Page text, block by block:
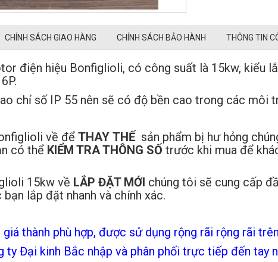
CHÍNH SÁCH GIAO HÀNG CHÍNH SÁCH BẢO HÀNH THÔNG TIN
điện hiệu Bonfiglioli, có công suất là 15kw, kiểu
chỉ số IP 55 nên sẽ có độ bền cao trong các môi
về để THAY THẾ sản phẩm bị hư hỏng
có thể KIỂM TRA THÔNG SỐ trước khi mua để
15kw về LẮP ĐẶT MỚI chúng tôi sẽ cung cấp
bạn lắp đặt nhanh và chính xác.
thành phù hợp, được sử dụng rộng rãi rộng rãi
Đại kinh Bắc nhập và phân phối trực tiếp đến tay